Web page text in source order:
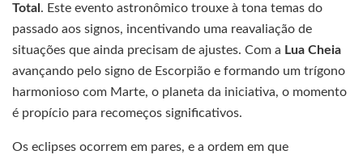
Total . Este evento astronômico trouxe à tona temas do
passado aos signos, incentivando uma reavaliação de
situações que ainda precisam de ajustes. Com a Lua Cheia
avançando pelo signo de Escorpião e formando um trígono
harmonioso com Marte, o planeta da iniciativa, o momento
é propício para recomeços significativos.
Os eclipses ocorrem em pares, e a ordem em que